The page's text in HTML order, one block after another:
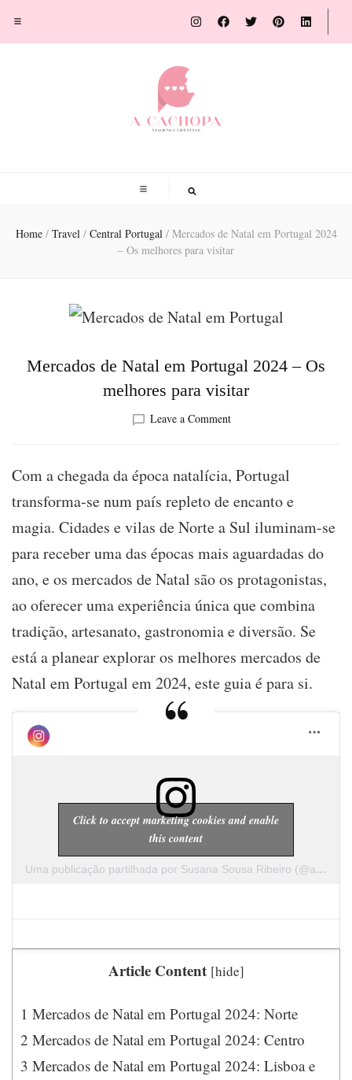
Home / Travel / Central Portugal / Mercados de Natal em Portugal 2024
– Os melhores para visitar
Mercados de Natal em Portugal 2024 – Os
melhores para visitar
Leave a Commenton
Natal
em
Portugal
–
Os
melhores
para
​Com a chegada da época natalícia, Portugal
transforma-se num país repleto de encanto e
magia. Cidades e vilas de Norte a Sul iluminam-se
para receber uma das épocas mais aguardadas do
ano, e os mercados de Natal são os protagonistas,
ao oferecer uma experiência única que combina
tradição, artesanato, gastronomia e diversão. Se
está a planear explorar os melhores mercados de
Natal em Portugal em 2024, este guia é para si.
Uma publicação partilhada por Susana Sousa Ribeiro (@a.cachopa)
Click to accept marketing cookies and enable
this content
Article Content [hide]
1 Mercados de Natal em Portugal 2024: Norte
2 Mercados de Natal em Portugal 2024: Centro
3 Mercados de Natal em Portugal 2024: Lisboa e